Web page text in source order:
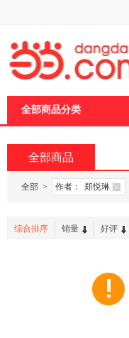
全部商品分类
全部商品
全部 > 作者： 郑悦琳
综合排序 销量 好评
页
加